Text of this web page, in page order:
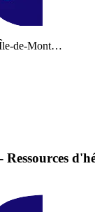
de-Mont…